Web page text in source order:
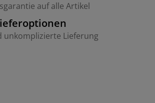
auf alle Artikel
unkomplizierte Lieferung